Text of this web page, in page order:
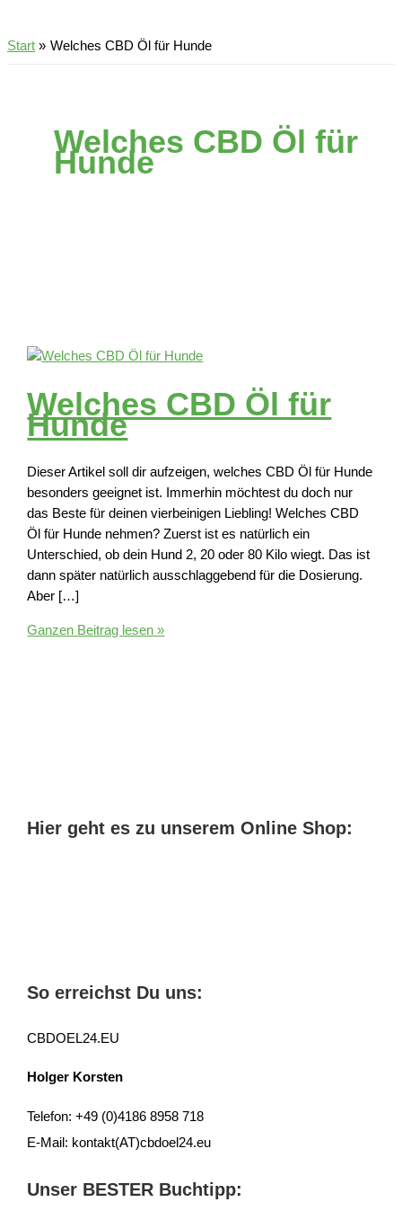
Start Welches CBD Öl für Hunde
Welches CBD Öl für
Hunde
Welches CBD Öl für
Hunde
Dieser Artikel soll dir aufzeigen, welches CBD Öl für Hunde
besonders geeignet ist. Immerhin möchtest du doch nur
das Beste für deinen vierbeinigen Liebling! Welches CBD
Öl für Hunde nehmen? Zuerst ist es natürlich ein
Unterschied, ob dein Hund 2, 20 oder 80 Kilo wiegt. Das ist
dann später natürlich ausschlaggebend für die Dosierung.
Aber […]
Welches
Ganzen Beitrag lesen »
Hier geht es zu unserem Online Shop:
So erreichst Du uns:
CBDOEL24.EU
Holger Korsten
Telefon: +49 (0)4186 8958 718
E-Mail: kontakt(AT)cbdoel24.eu
Unser BESTER Buchtipp: